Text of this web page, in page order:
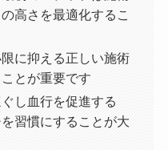
高さを最適化するこ
に抑える正しい施術
とが重要です
し血行を促進する
習慣にすることが大